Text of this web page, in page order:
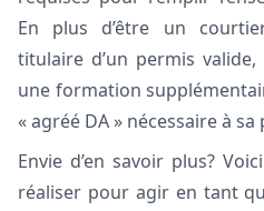
En plus d’être un
titulaire d’un permis
une formation
« agréé DA » nécessaire à
Envie d’en savoir plus?
réaliser pour agir en tant